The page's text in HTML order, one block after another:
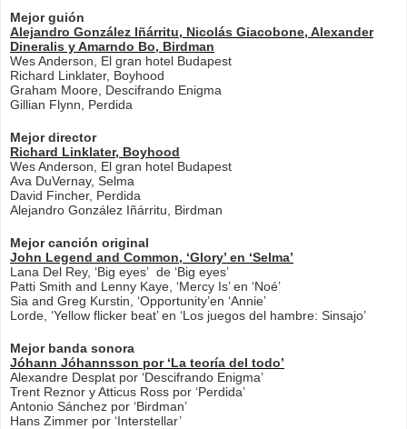
Mejor guión
Alejandro González Iñárritu, Nicolás Giacobone, Alexander
Dineralis y Amarndo Bo, Birdman
Wes Anderson, El gran hotel Budapest
Richard Linklater, Boyhood
Graham Moore, Descifrando Enigma
Gillian Flynn, Perdida
Mejor director
Richard Linklater, Boyhood
Wes Anderson, El gran hotel Budapest
Ava DuVernay, Selma
David Fincher, Perdida
Alejandro González Iñárritu, Birdman
Mejor canción original
John Legend and Common, ‘Glory’ en ‘Selma’
Lana Del Rey, ‘Big eyes’ de ‘Big eyes’
Patti Smith and Lenny Kaye, ‘Mercy Is’ en ‘Noé’
Sia and Greg Kurstin, ‘Opportunity’en ‘Annie’
Lorde, ‘Yellow flicker beat’ en ‘Los juegos del hambre: Sinsajo’
Mejor banda sonora
Jóhann Jóhannsson por ‘La teoría del todo’
Alexandre Desplat por ‘Descifrando Enigma’
Trent Reznor y Atticus Ross por ‘Perdida’
Antonio Sánchez por ‘Birdman’
Hans Zimmer por ‘Interstellar’